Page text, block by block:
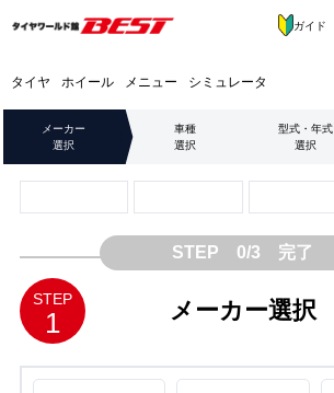
タイヤ ホイール メニュー シミュレータ
ガイド
メーカー
選択
車種
選択
型式・年式
選択
STEP 0/3 完了
STEP
1 メーカー選択